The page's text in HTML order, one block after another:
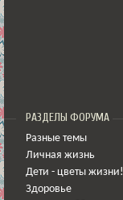
РАЗДЕЛЫ ФОРУМА
Разные темы
Личная жизнь
Дети - цветы жизни!
Здоровье